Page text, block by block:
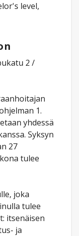
level,
2 /
1.
yhdessä
Syksyn
27
tulee
joka
tulee
itsenäisen
ja